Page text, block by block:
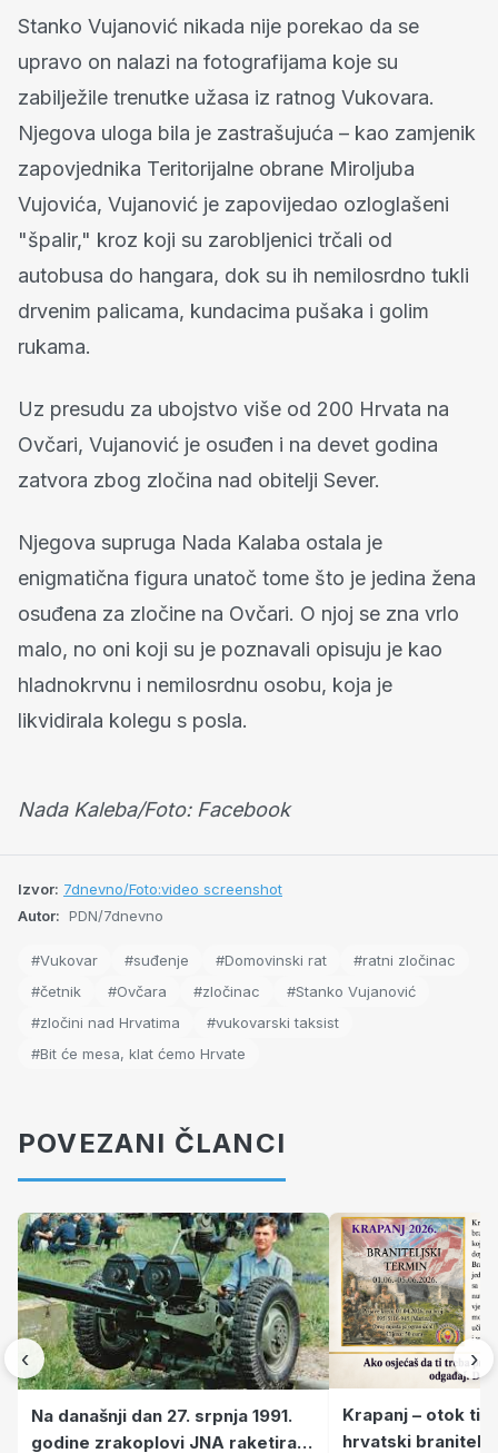
Stanko Vujanović nikada nije porekao da se
upravo on nalazi na fotografijama koje su
zabilježile trenutke užasa iz ratnog Vukovara.
Njegova uloga bila je zastrašujuća – kao zamjenik
zapovjednika Teritorijalne obrane Miroljuba
Vujovića, Vujanović je zapovijedao ozloglašeni
"špalir," kroz koji su zarobljenici trčali od
autobusa do hangara, dok su ih nemilosrdno tukli
drvenim palicama, kundacima pušaka i golim
rukama.
Uz presudu za ubojstvo više od 200 Hrvata na
Ovčari, Vujanović je osuđen i na devet godina
zatvora zbog zločina nad obitelji Sever.
Njegova supruga Nada Kalaba ostala je
enigmatična figura unatoč tome što je jedina žena
osuđena za zločine na Ovčari. O njoj se zna vrlo
malo, no oni koji su je poznavali opisuju je kao
hladnokrvnu i nemilosrdnu osobu, koja je
likvidirala kolegu s posla.
Nada Kaleba/Foto: Facebook
Izvor: 7dnevno/Foto:video screenshot
Autor: PDN/7dnevno
#Vukovar #suđenje #Domovinski rat
#ratni zločinac
#četnik
#Ovčara #zločinac
#Stanko Vujanović
#zločini nad Hrvatima
#vukovarski taksist
#Bit će mesa, klat ćemo Hrvate
POVEZANI ČLANCI
‹
Na današnji dan 27. srpnja 1991.
godine zrakoplovi JNA raketirali
Krapanj – otok
hrvatski branitelji
›